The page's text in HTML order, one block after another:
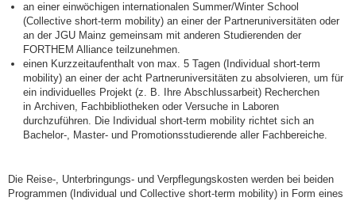
an einer einwöchigen internationalen Summer/Winter School
(Collective short-term mobility) an einer der Partneruniversitäten oder
an der JGU Mainz gemeinsam mit anderen Studierenden der
FORTHEM Alliance teilzunehmen.
einen Kurzzeitaufenthalt von max. 5 Tagen (Individual short-term
mobility) an einer der acht Partneruniversitäten zu absolvieren, um für
ein individuelles Projekt (z. B. Ihre Abschlussarbeit) Recherchen
in Archiven, Fachbibliotheken oder Versuche in Laboren
durchzuführen. Die Individual short-term mobility richtet sich an
Bachelor-, Master- und Promotionsstudierende aller Fachbereiche.
Die Reise-, Unterbringungs- und Verpflegungskosten werden bei beiden
Programmen (Individual und Collective short-term mobility) in Form eines